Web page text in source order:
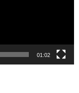
01:02